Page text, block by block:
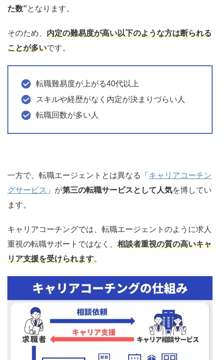
た数”となります。
そのため、 内定の難易度が高い以下のような方は断られる
ことが多いです。
転職難易度が上がる40代以上
スキルや経歴がなく内定が決まりづらい人
転職回数が多い人
一方で、転職エージェントとは異なる「 キャリアコーチン
グサービス 」が第三の転職サービスとして人気を博してい
ます。
キャリアコーチングでは、転職エージェントのように求人
重視の転職サポートではなく、 相談者重視の質の高いキャ
リア支援を受けられます。